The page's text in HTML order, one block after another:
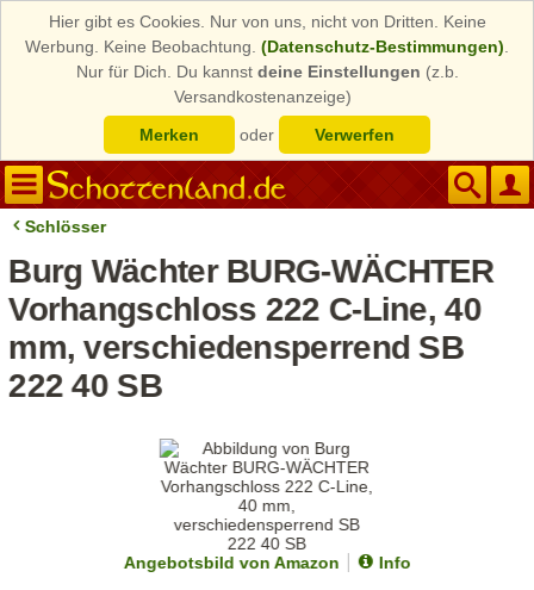
Hier gibt es Cookies. Nur von uns, nicht von Dritten. Keine
Werbung. Keine Beobachtung. (Datenschutz-Bestimmungen)
Nur für Dich. Du kannst deine Einstellungen (z.b.
Versandkostenanzeige)
Merken
oder Verwerfen
Schlösser
Burg Wächter BURG-WÄCHTER
Vorhangschloss 222 C-Line, 40
mm, verschiedensperrend SB
222 40 SB
Angebotsbild von Amazon
Info